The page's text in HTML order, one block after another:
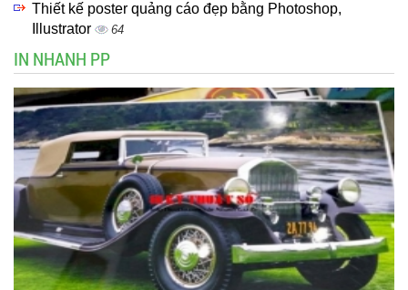
Thiết kế poster quảng cáo đẹp bằng Photoshop,
Illustrator
64
IN NHANH PP